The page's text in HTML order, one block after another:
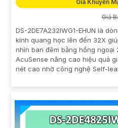
Giá Khuyến
Giá
DS-2DE7A232IWG1-EHUN là
kính quang học lên đến 32X
nhìn ban đêm bằng hồng ngoại
AcuSense nâng cao hiệu quả
nét cao nhờ công nghệ Self-